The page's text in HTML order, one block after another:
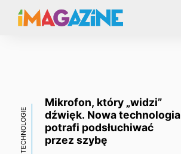
TECHNOLOGIE
Mikrofon, który „widzi”
dźwięk. Nowa technologia
potrafi podsłuchiwać
przez szybę